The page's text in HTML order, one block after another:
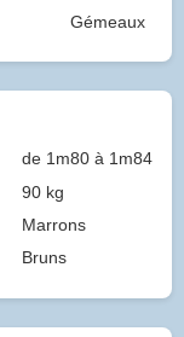
Gémeaux
de 1m80 à 1m84
90 kg
Marrons
Bruns